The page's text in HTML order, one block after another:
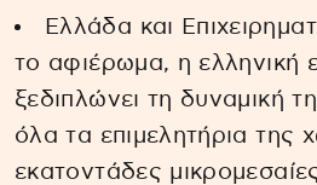
Ελλάδα και
το αφιέρωμα, η ελληνική
ξεδιπλώνει τη δυναμική
όλα τα επιμελητήρια της
εκατοντάδες